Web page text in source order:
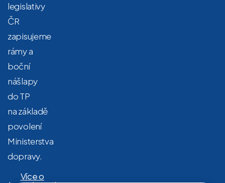
legislativy
ČR
zapisujeme
rámy a
boční
nášlapy
do TP
na základě
povolení
Ministerstva
dopravy.
Více o